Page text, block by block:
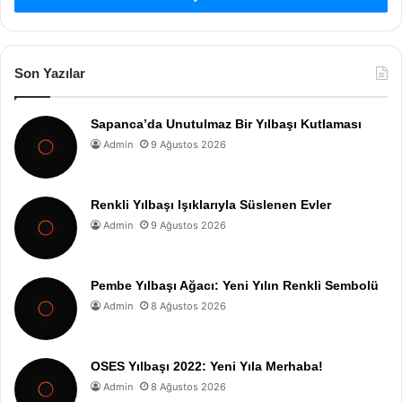
Son Yazılar
Sapanca’da Unutulmaz Bir Yılbaşı Kutlaması
Admin 9 Ağustos 2026
Renkli Yılbaşı Işıklarıyla Süslenen Evler
Admin 9 Ağustos 2026
Pembe Yılbaşı Ağacı: Yeni Yılın Renkli Sembolü
Admin 8 Ağustos 2026
OSES Yılbaşı 2022: Yeni Yıla Merhaba!
Admin 8 Ağustos 2026